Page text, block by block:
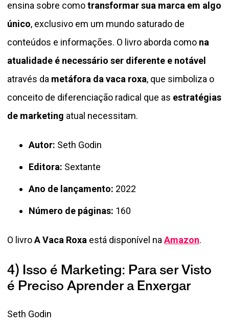
ensina sobre comotransformar sua marca em algo
único, exclusivo em um mundo saturado de
conteúdos e informações. O livro aborda como na
atualidade é necessário ser diferente e notável
através da metáfora da vaca roxa, que simboliza o
conceito de diferenciação radical que as estratégias
de marketing atual necessitam.
Autor: Seth Godin
Editora: Sextante
Ano de lançamento: 2022
Número de páginas: 160
O livroA Vaca Roxa está disponível na Amazon.
4) Isso é Marketing: Para ser Visto
é Preciso Aprender a Enxergar
Seth Godin